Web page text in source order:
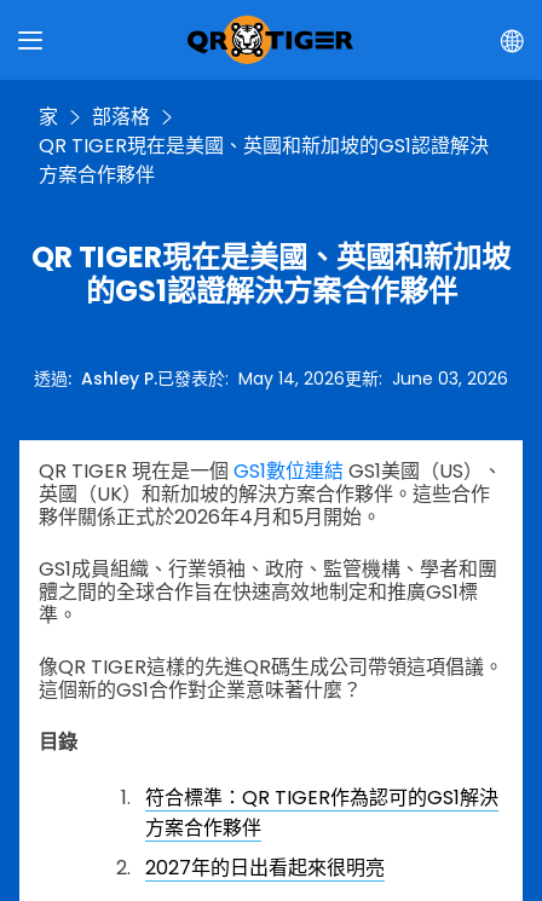
家
部落格
QR TIGER現在是美國、英國和新加坡的GS1認證解決
方案合作夥伴
QR TIGER現在是美國、英國和新加坡
的GS1認證解決方案合作夥伴
透過: Ashley P.已發表於: May 14, 2026更新: June 03, 2026
QR TIGER 現在是一個 GS1數位連結GS1美國（US）、
英國（UK）和新加坡的解決方案合作夥伴。這些合作
夥伴關係正式於2026年4月和5月開始。
GS1成員組織、行業領袖、政府、監管機構、學者和團
體之間的全球合作旨在快速高效地制定和推廣GS1標
準。
像QR TIGER這樣的先進QR碼生成公司帶領這項倡議。
這個新的GS1合作對企業意味著什麼？
目錄
符合標準：QR TIGER作為認可的GS1解決
方案合作夥伴
2027年的日出看起來很明亮